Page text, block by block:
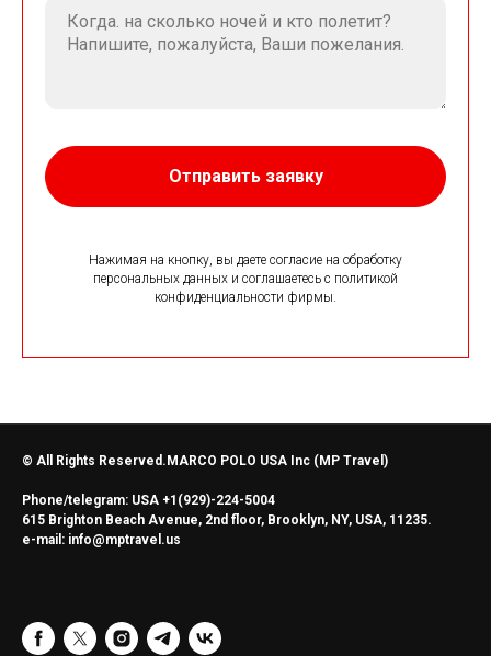
Отправить заявку
Нажимая на кнопку, вы даете согласие на обработку
персональных данных и соглашаетесь c политикой
конфиденциальности фирмы.
© All Rights Reserved.MARCO POLO USA Inc (MP Travel)
Phone/telegram: USA +1(929)-224-5004
615 Brighton Beach Avenue, 2nd floor, Brooklyn, NY, USA, 11235.
e-mail: info@mptravel.us